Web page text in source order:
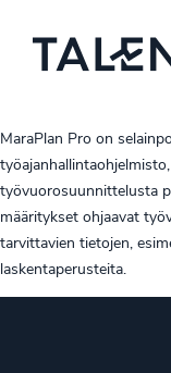
MaraPlan Pro on
työvuorosuunnittelusta
määritykset ohjaavat
tarvittavien tietojen,
laskentaperusteita.